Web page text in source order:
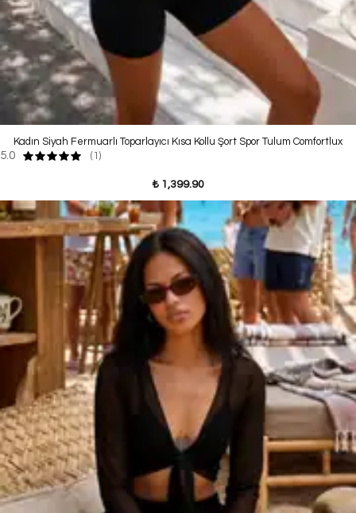
Kadın Siyah Fermuarlı Toparlayıcı Kısa Kollu Şort Spor Tulum Comfortlux
5.0 (1)
₺ 1,399.90